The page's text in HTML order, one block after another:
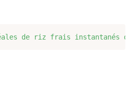
de riz frais instantanés